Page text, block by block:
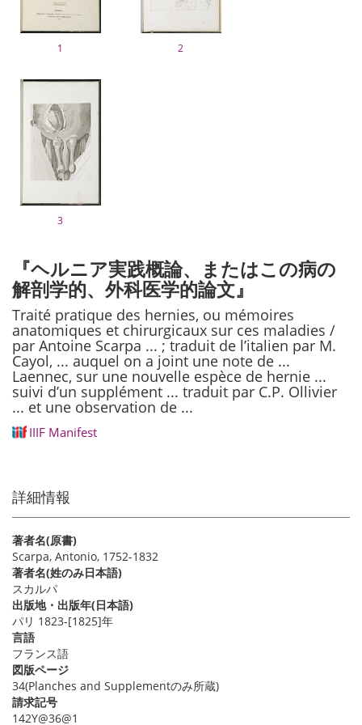
1 2
3
『ヘルニア実践概論、またはこの病の
解剖学的、外科医学的論文』
Traité pratique des hernies, ou mémoires
anatomiques et chirurgicaux sur ces maladies /
par Antoine Scarpa ... ; traduit de l’italien par M.
Cayol, ... auquel on a joint une note de ...
Laennec, sur une nouvelle espèce de hernie ...
suivi d’un supplément ... traduit par C.P. Ollivier
... et une observation de ...
IIIF Manifest
詳細情報
著者名(原書)
Scarpa, Antonio, 1752-1832
著者名(姓のみ日本語)
スカルパ
出版地・出版年(日本語)
パリ 1823-[1825]年
言語
フランス語
図版ページ
34(Planches and Supplementのみ所蔵)
請求記号
142Y@36@1